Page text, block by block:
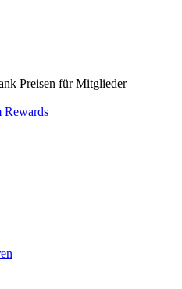
Preisen für Mitglieder
Rewards